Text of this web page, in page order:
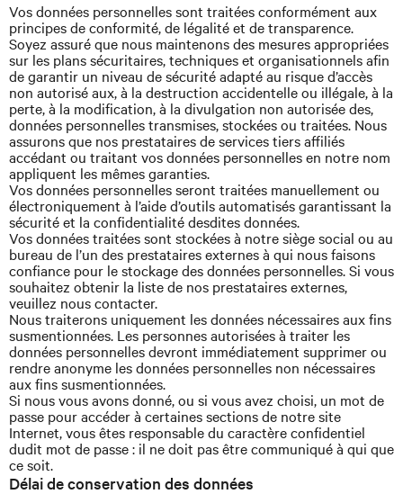
Vos données personnelles sont traitées conformément aux
principes de conformité, de légalité et de transparence.
Soyez assuré que nous maintenons des mesures appropriées
sur les plans sécuritaires, techniques et organisationnels afin
de garantir un niveau de sécurité adapté au risque d’accès
non autorisé aux, à la destruction accidentelle ou illégale, à la
perte, à la modification, à la divulgation non autorisée des,
données personnelles transmises, stockées ou traitées. Nous
assurons que nos prestataires de services tiers affiliés
accédant ou traitant vos données personnelles en notre nom
appliquent les mêmes garanties.
Vos données personnelles seront traitées manuellement ou
électroniquement à l’aide d’outils automatisés garantissant la
sécurité et la confidentialité desdites données.
Vos données traitées sont stockées à notre siège social ou au
bureau de l’un des prestataires externes à qui nous faisons
confiance pour le stockage des données personnelles. Si vous
souhaitez obtenir la liste de nos prestataires externes,
veuillez nous contacter.
Nous traiterons uniquement les données nécessaires aux fins
susmentionnées. Les personnes autorisées à traiter les
données personnelles devront immédiatement supprimer ou
rendre anonyme les données personnelles non nécessaires
aux fins susmentionnées.
Si nous vous avons donné, ou si vous avez choisi, un mot de
passe pour accéder à certaines sections de notre site
Internet, vous êtes responsable du caractère confidentiel
dudit mot de passe : il ne doit pas être communiqué à qui que
ce soit.
Délai de conservation des données